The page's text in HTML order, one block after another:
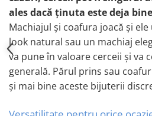
ales dacă ținuta este deja
Machiajul și coafura joacă și
look natural sau un machiaj
va pune în valoare cerceii și va
generală. Părul prins sau
și mai bine aceste bijuterii